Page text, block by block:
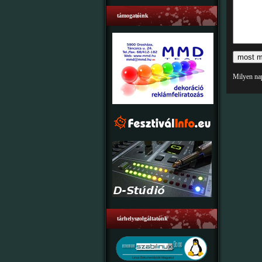
támogatóink
tárhelyszolgáltatónk
Milyen